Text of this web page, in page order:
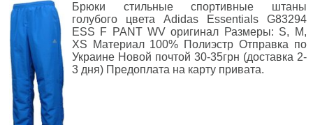
Брюки стильные спортивные штаны
голубого цвета Adidas Essentials G83294
ESS F PANT WV оригинал Размеры: S, M,
XS Материал 100% Полиэстр Отправка по
Украине Новой почтой 30-35грн (доставка 2-
3 дня) Предоплата на карту привата.